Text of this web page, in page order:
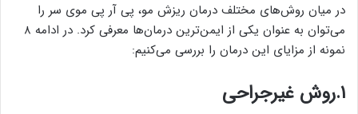
در میان روش‌های مختلف درمان ریزش مو، پی آر پی موی سر را
می‌توان به عنوان یکی از ایمن‌ترین درمان‌ها معرفی کرد. در ادامه ۸
نمونه از مزایای این درمان را بررسی می‌کنیم:
۱.روش غیرجراحی